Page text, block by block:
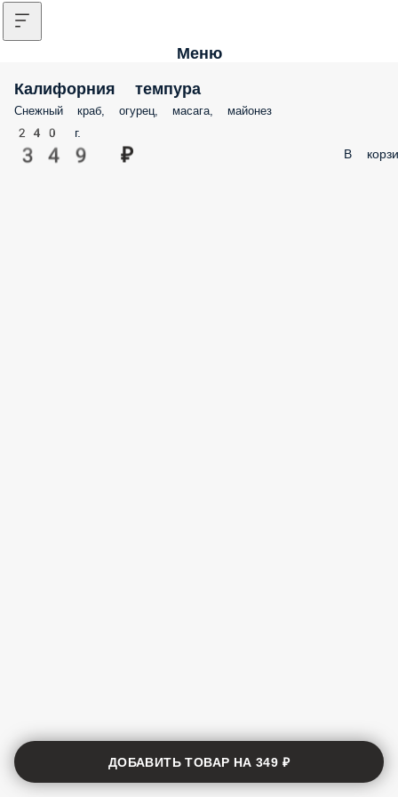
Меню
Калифорния темпура
Снежный краб, огурец, масага, майонез
240 г.
349 ₽ В
ДОБАВИТЬ ТОВАР НА349 ₽